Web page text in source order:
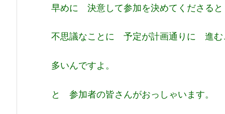
早めに 決意して参加を決めてくださると
不思議なことに 予定が計画通りに 進む
多いんですよ。
と 参加者の皆さんがおっしゃいます。